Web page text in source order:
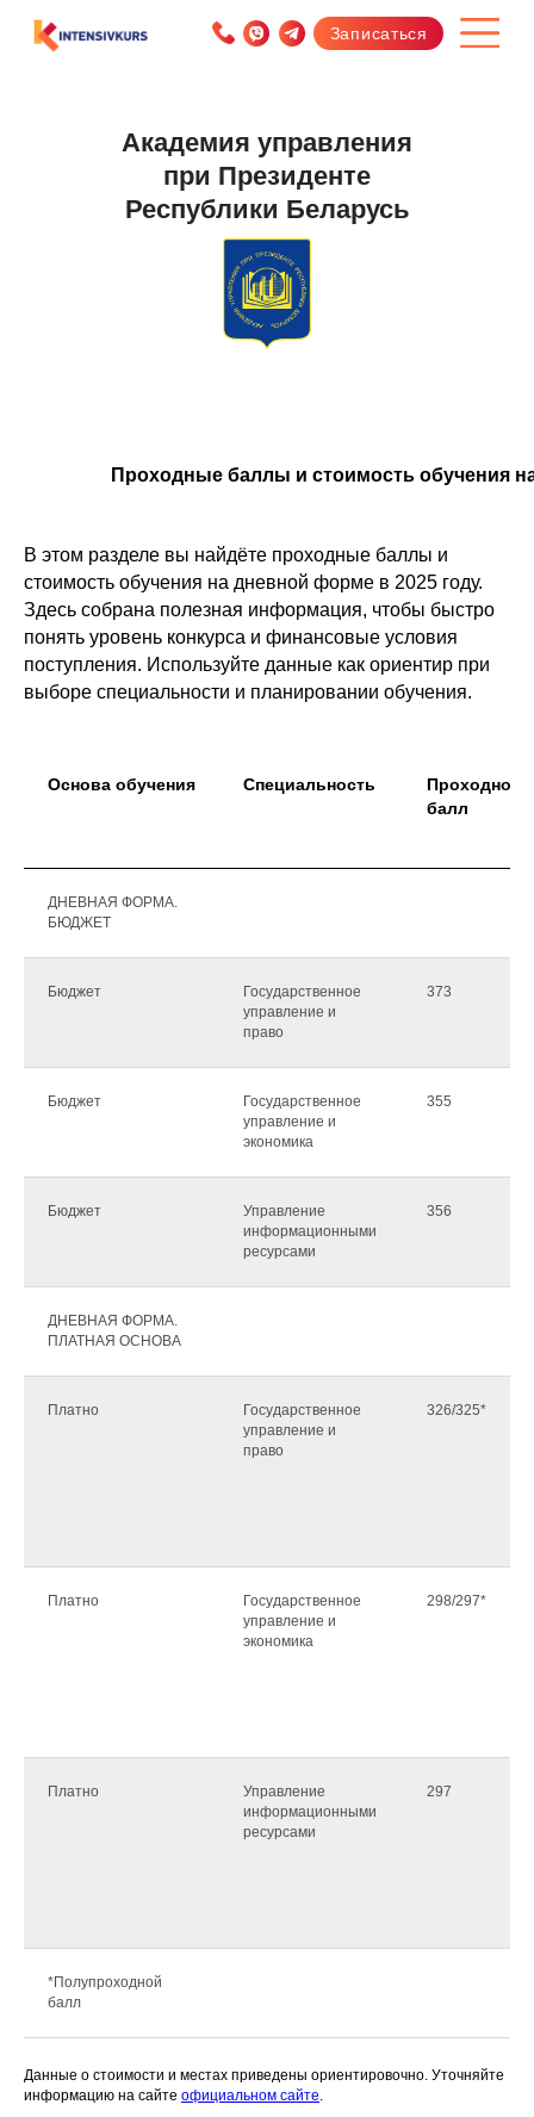
Записаться
Академия управления
при Президенте
Республики Беларусь
Проходные баллы и стоимость обучения
В этом разделе вы найдёте проходные баллы и
стоимость обучения на дневной форме в 2025 году.
Здесь собрана полезная информация, чтобы быстро
понять уровень конкурса и финансовые условия
поступления. Используйте данные как ориентир при
выборе специальности и планировании обучения.
Основа обучения Специальность
Проходной
балл
ДНЕВНАЯ ФОРМА.
БЮДЖЕТ
Бюджет
Государственное
управление и
право
373
Бюджет
Государственное
управление и
экономика
355
Бюджет
Управление
информационными
ресурсами
356
ДНЕВНАЯ ФОРМА.
ПЛАТНАЯ ОСНОВА
Платно
Государственное
управление и
право
326/325*
Платно
Государственное
управление и
экономика
298/297*
Платно
Управление
информационными
ресурсами
297
*Полупроходной
балл
Данные о стоимости и местах приведены ориентировочно. Уточняйте
информацию на сайте официальном сайте.